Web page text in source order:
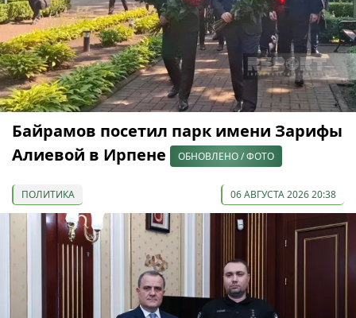
Байрамов посетил парк имени Зарифы
Алиевой в Ирпене
ОБНОВЛЕНО / ФОТО
ПОЛИТИКА 06 АВГУСТА 2026 20:38